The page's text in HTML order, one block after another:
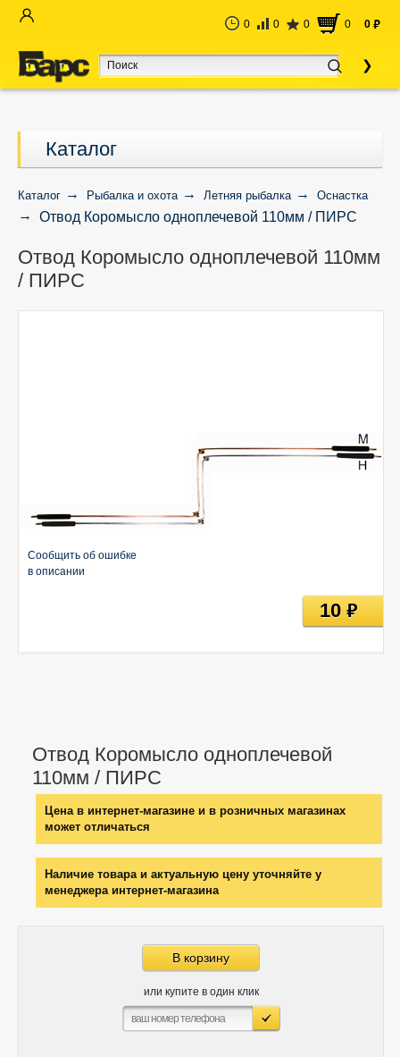
0 0 0 0 0 руб
Каталог
Каталог Рыбалка и охота Летняя рыбалка Оснастка
Отвод Коромысло одноплечевой 110мм / ПИРС
Отвод Коромысло одноплечевой 110мм
/ ПИРС
Отвод Коромысло одноплечевой
110мм / ПИРС
Цена в интернет-магазине и в розничных магазинах
может отличаться
Наличие товара и актуальную цену уточняйте у
менеджера интернет-магазина
В корзину
или купите в один клик
Сообщить об ошибке
в описании
10руб